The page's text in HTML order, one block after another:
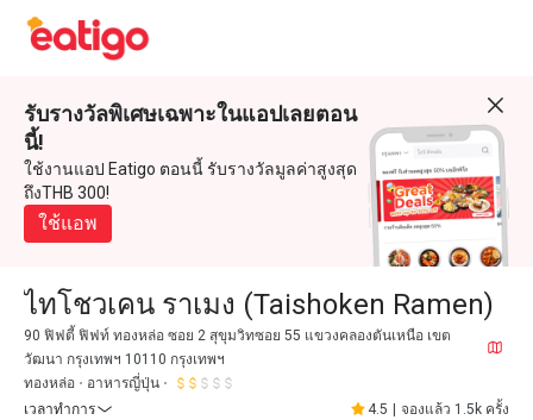
รับรางวัลพิเศษเฉพาะในแอปเลยตอน
นี้!
ใช้งานแอป Eatigo ตอนนี้ รับรางวัลมูลค่าสูงสุด
ถึงTHB 300!
ใช้แอพ
ไทโชวเคน ราเมง (Taishoken Ramen)
90 ฟิฟตี้ ฟิฟท์ ทองหล่อ ซอย 2 สุขุมวิทซอย 55 แขวงคลองตันเหนือ เขต
วัฒนา กรุงเทพฯ 10110 กรุงเทพฯ
ทองหล่อ
อาหารญี่ปุ่น
เวลาทำการ
4.5 จองแล้ว 1.5k ครั้ง